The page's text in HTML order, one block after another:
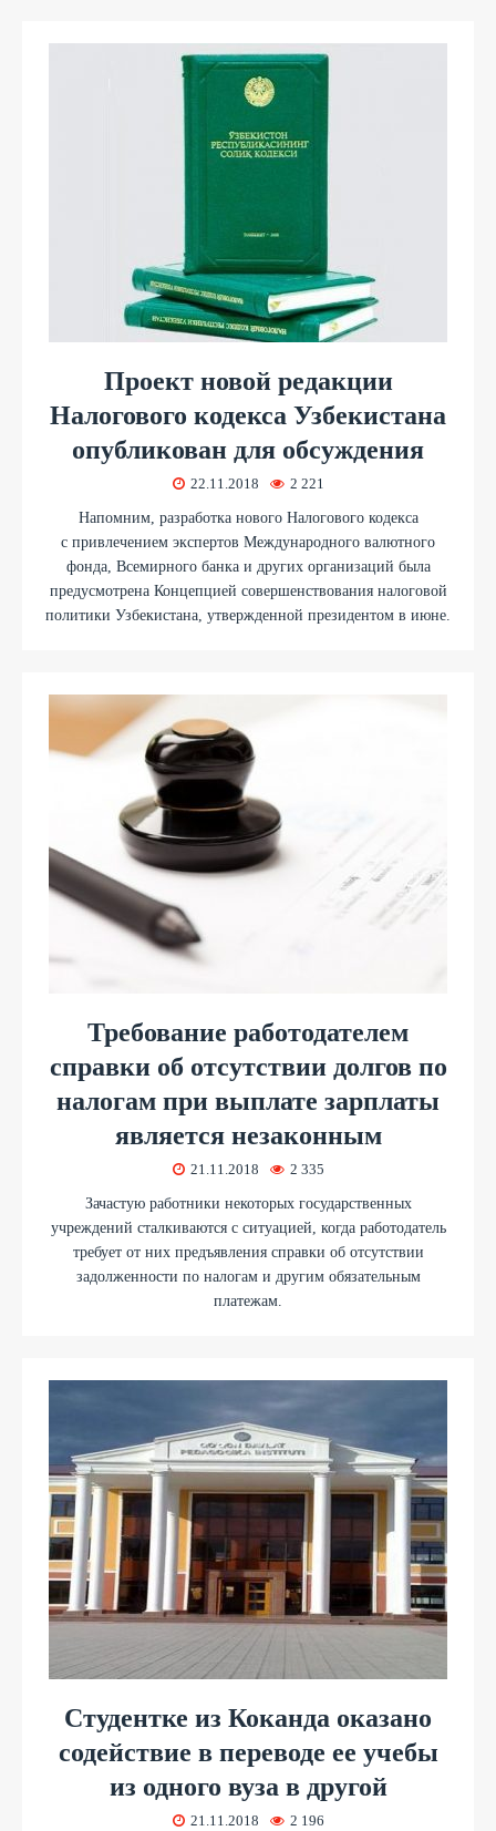
Проект новой редакции
Налогового кодекса Узбекистана
опубликован для обсуждения
22.11.2018 2 221
Напомним, разработка нового Налогового кодекса
с привлечением экспертов Международного валютного
фонда, Всемирного банка и других организаций была
предусмотрена Концепцией совершенствования налоговой
политики Узбекистана, утвержденной президентом в июне.
Требование работодателем
справки об отсутствии долгов по
налогам при выплате зарплаты
является незаконным
21.11.2018 2 335
Зачастую работники некоторых государственных
учреждений сталкиваются с ситуацией, когда работодатель
требует от них предъявления справки об отсутствии
задолженности по налогам и другим обязательным
платежам.
Студентке из Коканда оказано
содействие в переводе ее учебы
из одного вуза в другой
21.11.2018 2 196